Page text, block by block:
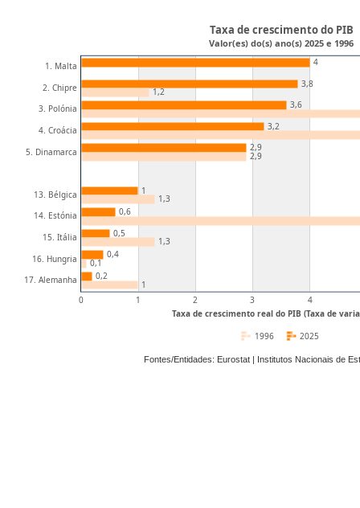
Taxa de crescimento real do PIB (Taxa de
0 1 2 3 4
1. Malta
2. Chipre
3. Polónia
4. Croácia
5. Dinamarca
13. Bélgica
14. Estónia
15. Itália
16. Hungria
17. Alemanha
4
3,8
3,6
3,2
2,9
1
0,6
0,5
0,4
0,2
1,2
2,9
1,3
1,3
0,1
1
Taxa de crescimento do PIB
Valor(es) do(s) ano(s) 2025 e 1996
2025
1996
Fontes/Entidades: Eurostat | Institutos Nacionais de